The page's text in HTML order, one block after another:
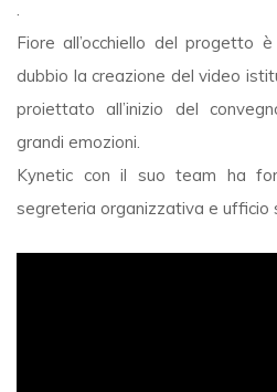
Fiore all’occhiello del progetto
dubbio la creazione del video
proiettato all’inizio del
grandi emozioni.
Kynetic con il suo team ha
segreteria organizzativa e ufficio